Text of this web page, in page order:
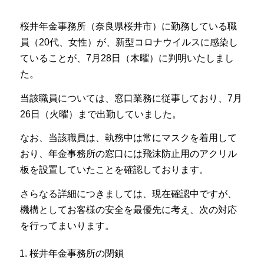
桜井年金事務所（奈良県桜井市）に勤務している職
員（20代、女性）が、新型コロナウイルスに感染し
ていることが、7月28日（木曜）に判明いたしまし
た。
当該職員については、窓口業務に従事しており、7月
26日（火曜）まで出勤していました。
なお、当該職員は、執務中は常にマスクを着用して
おり、年金事務所の窓口には飛沫防止用のアクリル
板を設置していたことを確認しております。
さらなる詳細につきましては、現在確認中ですが、
機構としてお客様の安全を最優先に考え、次の対応
を行ってまいります。
桜井年金事務所の閉鎖